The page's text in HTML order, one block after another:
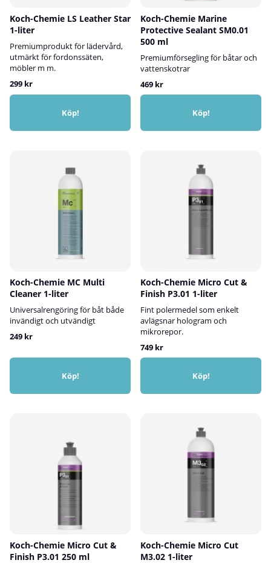
Koch-Chemie LS Leather Star
1-liter
Premiumprodukt för lädervård,
utmärkt för fordonssäten,
möbler m m.
299 kr
Köp!
Koch-Chemie Marine
Protective Sealant SM0.01
500 ml
Premiumförsegling för båtar och
vattenskotrar
469 kr
Köp!
Koch-Chemie MC Multi
Cleaner 1-liter
Universalrengöring för båt både
invändigt och utvändigt
249 kr
Köp!
Koch-Chemie Micro Cut &
Finish P3.01 1-liter
Fint polermedel som enkelt
avlägsnar hologram och
mikrorepor.
749 kr
Köp!
Koch-Chemie Micro Cut &
Finish P3.01 250 ml
Koch-Chemie Micro Cut
M3.02 1-liter